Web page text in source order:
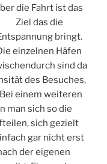
die Fahrt ist das
Ziel das die
bringt.
einzelnen Häfen
sind da
des Besuches,
einem weiteren
man sich so die
sich gezielt
gar nicht erst
der eigenen